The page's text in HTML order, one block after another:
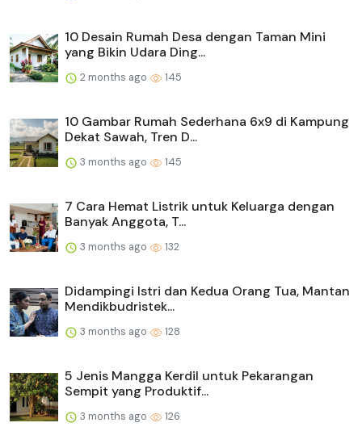
10 Desain Rumah Desa dengan Taman Mini
yang Bikin Udara Ding...
2 months ago 145
10 Gambar Rumah Sederhana 6x9 di Kampung
Dekat Sawah, Tren D...
3 months ago 145
7 Cara Hemat Listrik untuk Keluarga dengan
Banyak Anggota, T...
3 months ago 132
Didampingi Istri dan Kedua Orang Tua, Mantan
Mendikbudristek...
3 months ago 128
5 Jenis Mangga Kerdil untuk Pekarangan
Sempit yang Produktif...
3 months ago 126